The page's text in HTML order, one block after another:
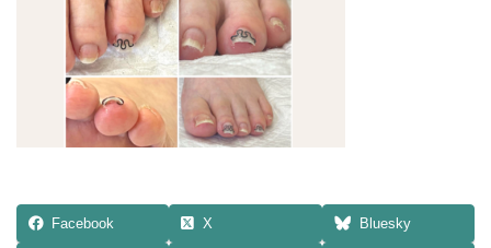
Facebook X Bluesky